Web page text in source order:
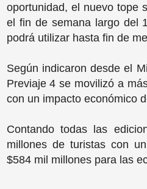
oportunidad, el nuevo tope
el fin de semana largo del
podrá utilizar hasta fin de
Según indicaron desde el
Previaje 4 se movilizó a
con un impacto económico
Contando todas las
millones de turistas con
$584 mil millones para las